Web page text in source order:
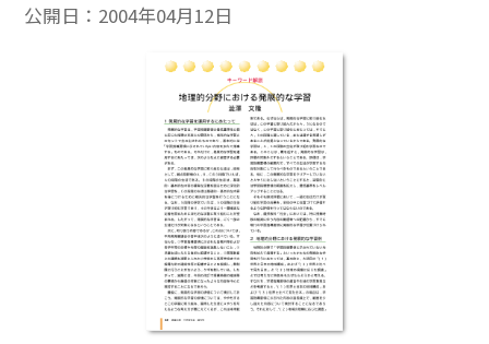
公開日： 2004年04月12日